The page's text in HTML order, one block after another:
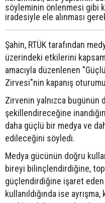
söyleminin önlenmesi gibi
iradesiyle ele alınması
Şahin, RTÜK tarafından
üzerindeki etkilerini
amacıyla düzenlenen
Zirvesi"nin kapanış
Zirvenin yalnızca bugünün
şekillendireceğine
daha güçlü bir medya ve
edileceğini söyledi.
Medya gücünün doğru
bireyi bilinçlendirdiğine,
güçlendirdiğine işaret eden
kullanıldığında ise